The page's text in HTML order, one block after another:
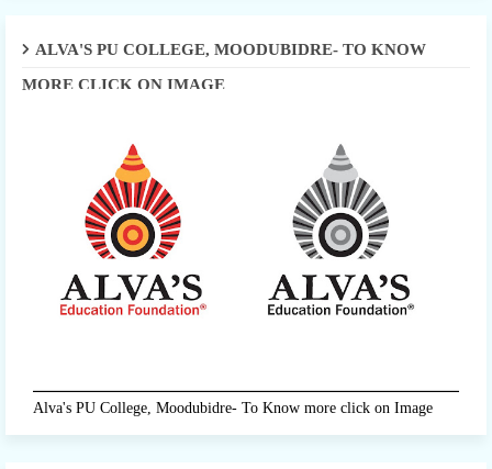
ALVA'S PU COLLEGE, MOODUBIDRE- TO KNOW
MORE CLICK ON IMAGE
Alva's PU College, Moodubidre- To Know more click on Image